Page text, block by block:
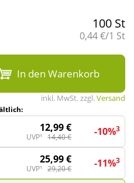
100 St
Grundpreis:
0,44 €/1 St
In den Warenkorb
inkl. MwSt. zzgl.Versand
12,99 €
UVP¹ 14,40 € -10%3
25,99 €
UVP¹ 29,20 € -11%3